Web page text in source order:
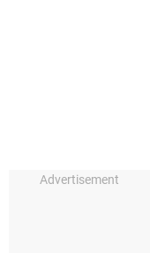
Advertisement